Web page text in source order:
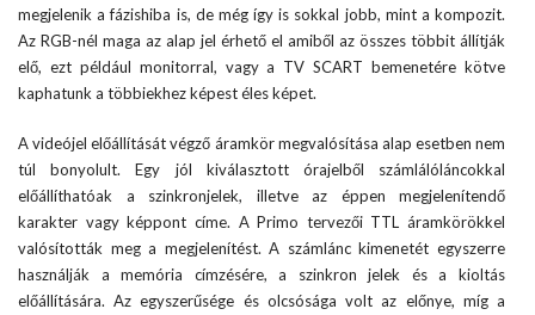
megjelenik a fázishiba is, de még így is sokkal jobb, mint a kompozit.
Az RGB-nél maga az alap jel érhető el amiből az összes többit állítják
elő, ezt például monitorral, vagy a TV SCART bemenetére kötve
kaphatunk a többiekhez képest éles képet.
A videójel előállítását végző áramkör megvalósítása alap esetben nem
túl bonyolult. Egy jól kiválasztott órajelből számlálóláncokkal
előállíthatóak a szinkronjelek, illetve az éppen megjelenítendő
karakter vagy képpont címe. A Primo tervezői TTL áramkörökkel
valósították meg a megjelenítést. A számlánc kimenetét egyszerre
használják a memória címzésére, a szinkron jelek és a kioltás
előállítására. Az egyszerűsége és olcsósága volt az előnye, míg a